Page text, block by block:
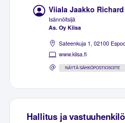
Viiala Jaakko Richard
Isännöitsijä
As. Oy Kiisa
Sateenkuja 1, 02100
www.kiisa.fi
NÄYTÄ SÄHKÖPOSTIOSOITE
Hallitus ja